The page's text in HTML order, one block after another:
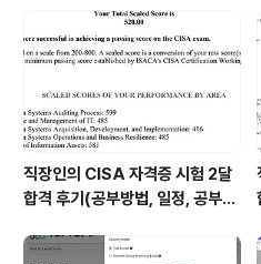
직장인의 CISA 자격증 시험 2달
합격 후기(공부방법, 일정, 공부시